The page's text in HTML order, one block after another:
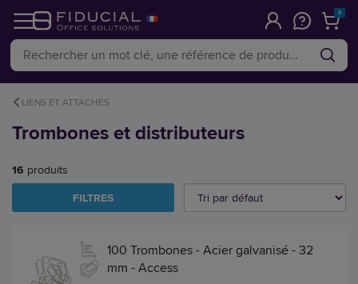
0
LIENS ET ATTACHES
Trombones et distributeurs
16 produits
FILTRES
100 Trombones - Acier galvanisé - 32
mm - Access